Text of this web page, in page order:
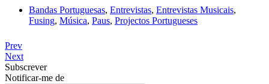
Bandas Portuguesas, Entrevistas, Entrevistas Musicais,
Fusing, Música, Paus, Projectos Portugueses
Prev
Next
Subscrever
Notificar-me de